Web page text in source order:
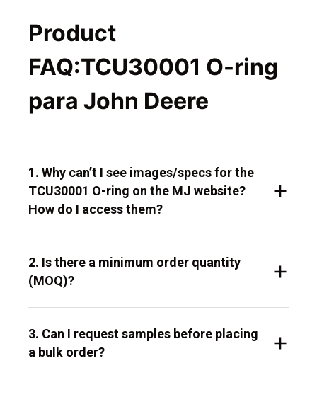
Product
FAQ:TCU30001 O-ring
para John Deere
1. Why can’t I see images/specs for the
TCU30001 O-ring on the MJ website?
How do I access them?
2. Is there a minimum order quantity
(MOQ)?
3. Can I request samples before placing
a bulk order?